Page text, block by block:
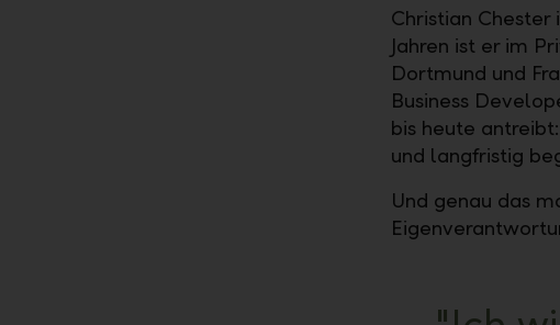
Christian Chester
Jahren ist er im
Dortmund und
Business
bis heute
und langfristig
Und genau das